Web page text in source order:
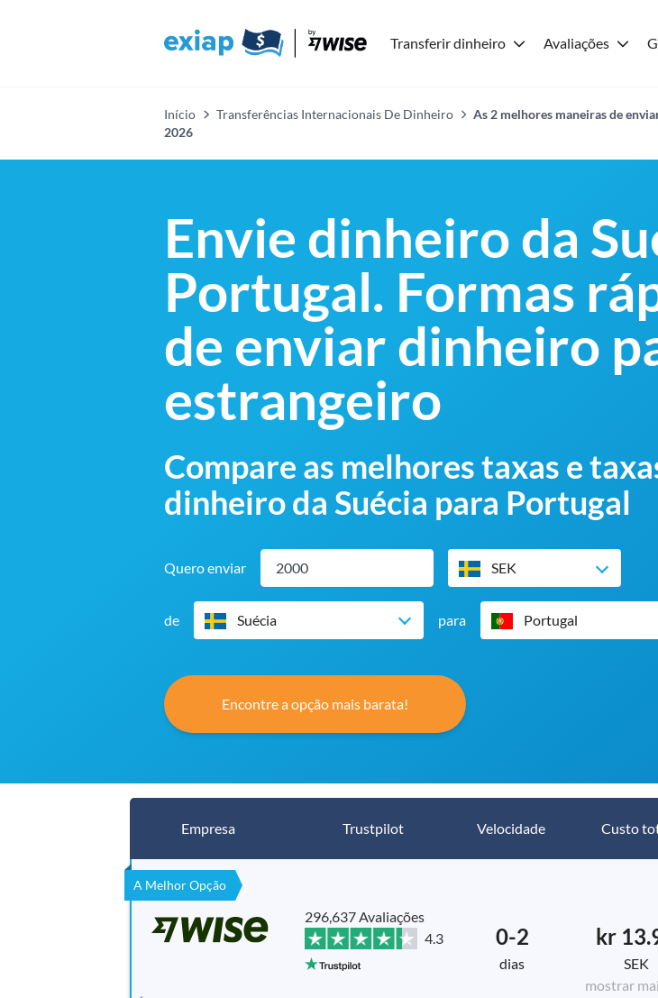
Transferir dinheiro Avaliações
Início Transferências Internacionais De Dinheiro
As 2 melhores maneiras de
2026
Envie dinheiro da
Portugal. Formas
de enviar dinheiro
estrangeiro
Compare as melhores taxas e
dinheiro da Suécia para Portugal
Quero enviar SEK
de Suécia para Portugal
Encontre a opção mais barata!
Empresa Trustpilot Velocidade Custo
A Melhor Opção
296,637 Avaliações
4.3
0-2
dias
kr
SEK
mostrar